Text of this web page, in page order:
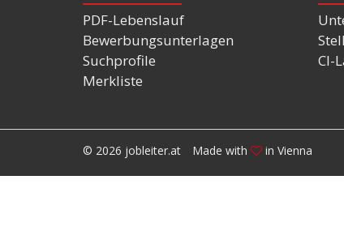
PDF-Lebenslauf
Bewerbungsunterlagen
Suchprofile
Merkliste
CI-
© 2026 jobleiter.at Made with in Vienna